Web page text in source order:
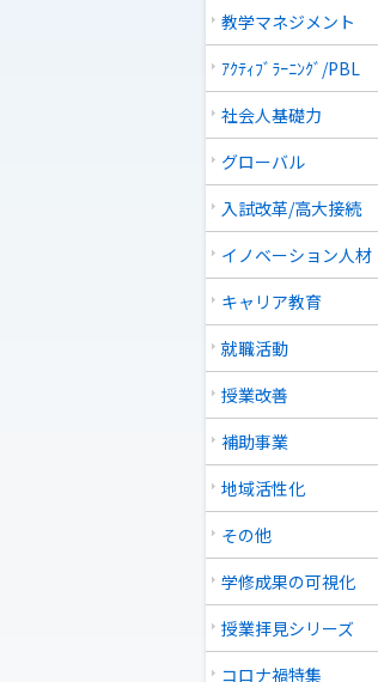
教学マネジメント
ｱｸﾃｨﾌﾞﾗｰﾆﾝｸﾞ/PBL
社会人基礎力
グローバル
入試改革/高大接続
イノベーション人材
キャリア教育
就職活動
授業改善
補助事業
地域活性化
その他
学修成果の可視化
授業拝見シリーズ
コロナ禍特集